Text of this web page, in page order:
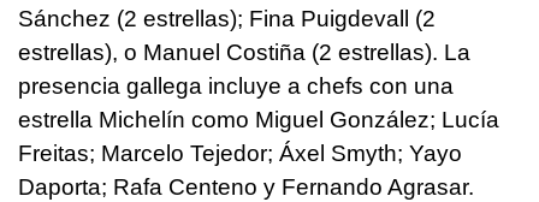
Sánchez (2 estrellas); Fina Puigdevall (2
estrellas), o Manuel Costiña (2 estrellas). La
presencia gallega incluye a chefs con una
estrella Michelín como Miguel González; Lucía
Freitas; Marcelo Tejedor; Áxel Smyth; Yayo
Daporta; Rafa Centeno y Fernando Agrasar.